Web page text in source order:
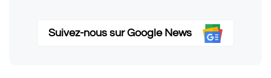
Suivez-nous sur Google News